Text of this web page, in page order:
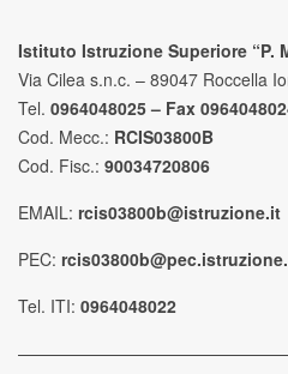
Istituto Istruzione Superiore “P.
Via Cilea s.n.c. – 89047 Roccella
Tel. 0964048025 – Fax
Cod. Mecc.: RCIS03800B
Cod. Fisc.: 90034720806
EMAIL: rcis03800b@istruzione.it
PEC:
Tel. ITI: 0964048022